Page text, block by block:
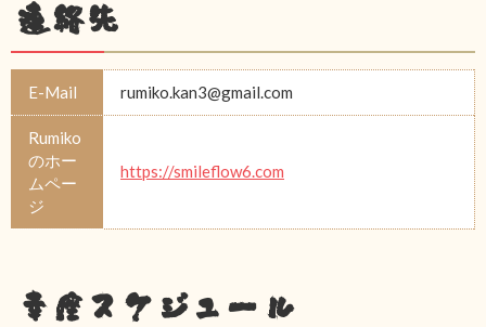
連絡先
E-Mail rumiko.kan3@gmail.com
Rumiko
のホー
ムペー
ジ
https://smileflow6.com
幸座スケジュール